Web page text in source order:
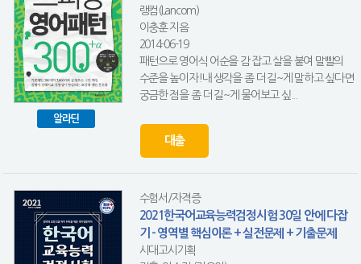
알라딘
랭컴(Lancom)
이충훈 지음
2014-06-19
패턴으로 영어식 어순을 감 잡고 살을 붙여 말빨의
수준을 높이자!내 생각을 좀 더 길~게 말하고 싶다면
궁금한 점을 좀 더 길~게 물어보고 싶...
대출
수험서/자격증
2021한국어교육능력검정시험 30일 안에 다잡
기 - 영역별 핵심이론 + 실전문제 + 기출문제
시대고시기획